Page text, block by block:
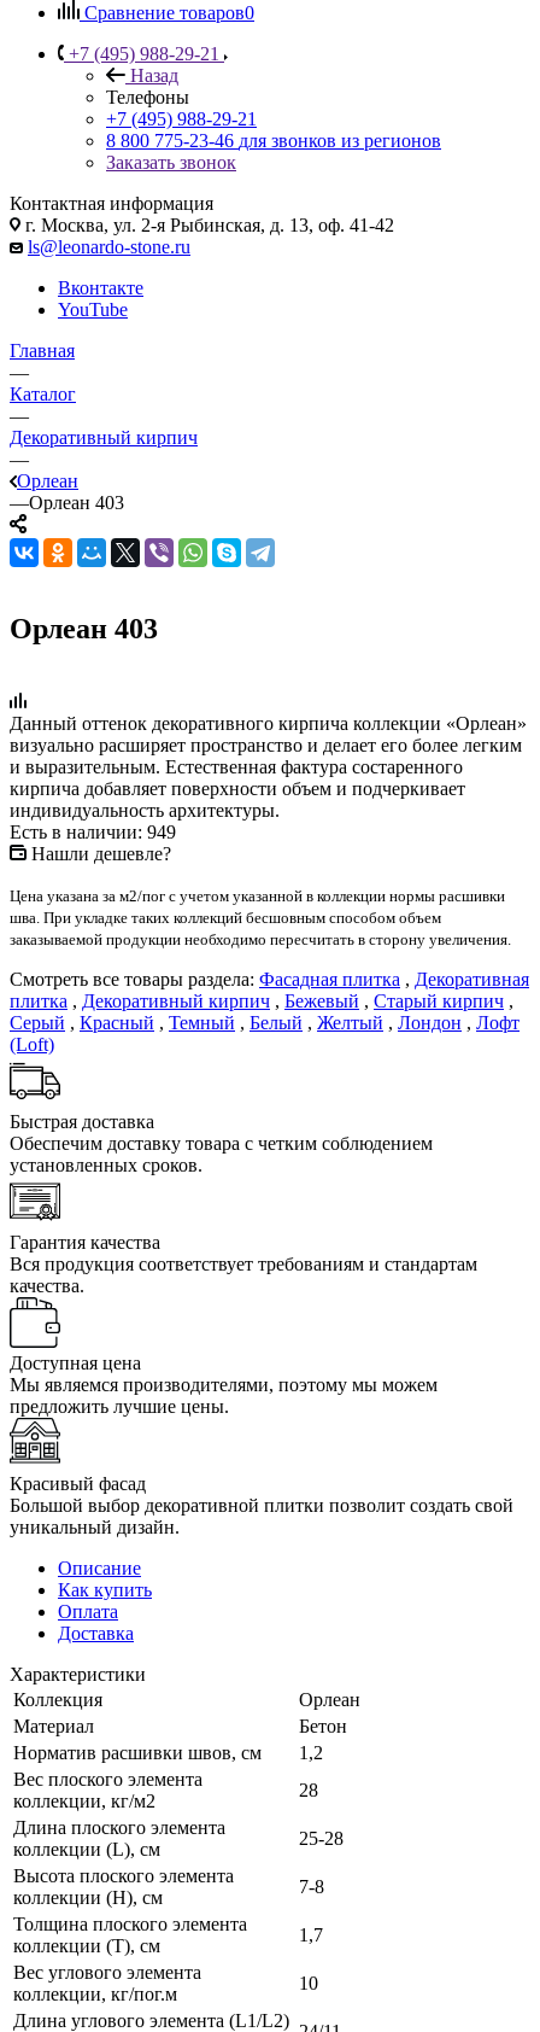
Сравнение товаров0
+7 (495) 988-29-21
Назад
Телефоны
+7 (495) 988-29-21
8 800 775-23-46 для звонков из регионов
Заказать звонок
Контактная информация
г. Москва, ул. 2-я Рыбинская, д. 13, оф. 41-42
ls@leonardo-stone.ru
Вконтакте
YouTube
Главная
—
Каталог
—
Декоративный кирпич
—
Орлеан
—Орлеан 403
Орлеан 403
Данный оттенок декоративного кирпича коллекции «Орлеан»
визуально расширяет пространство и делает его более легким
и выразительным. Естественная фактура состаренного
кирпича добавляет поверхности объем и подчеркивает
индивидуальность архитектуры.
Есть в наличии: 949
Нашли дешевле?
Цена указана за м2/пог с учетом указанной в коллекции нормы расшивки
шва. При укладке таких коллекций бесшовным способом объем
заказываемой продукции необходимо пересчитать в сторону увеличения.
Смотреть все товары раздела: Фасадная плитка , Декоративная
плитка , Декоративный кирпич , Бежевый , Старый кирпич ,
Серый , Красный , Темный , Белый , Желтый , Лондон , Лофт
(Loft)
Быстрая доставка
Обеспечим доставку товара с четким соблюдением
установленных сроков.
Гарантия качества
Вся продукция соответствует требованиям и стандартам
качества.
Доступная цена
Мы являемся производителями, поэтому мы можем
предложить лучшие цены.
Красивый фасад
Большой выбор декоративной плитки позволит создать свой
уникальный дизайн.
Описание
Как купить
Оплата
Доставка
Характеристики
Коллекция
Орлеан
Материал
Бетон
Норматив расшивки швов, см
1,2
Вес плоского элемента
коллекции, кг/м2
28
Длина плоского элемента
коллекции (L), см
25-28
Высота плоского элемента
коллекции (H), см
7-8
Толщина плоского элемента
коллекции (T), см
1,7
Вес углового элемента
коллекции, кг/пог.м
10
Длина углового элемента (L1/L2)